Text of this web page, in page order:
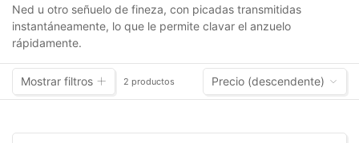
Ned u otro señuelo de fineza, con picadas transmitidas
instantáneamente, lo que le permite clavar el anzuelo
rápidamente.
Mostrar filtros 2 productos Precio (descendente)